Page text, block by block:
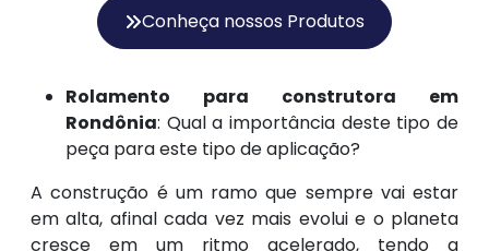
Rolamento para construtora em
Rondônia: Qual a importância deste tipo de
peça para este tipo de aplicação?
A construção é um ramo que sempre vai estar
em alta, afinal cada vez mais evolui e o planeta
cresce em um ritmo acelerado, tendo a
Conheça nossos Produtos